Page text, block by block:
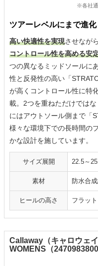
※各社通
ツアーレベルにまで進
高い快適性を実現させなが
コントロール性を高める安
つの異なるミッドソールに
性と反発性の高い「
が高くコントロール性に特
載。2つを重ねただけでは
にはアウトソール側まで「
様々な環境下での長時間の
かな設計を施しています。
サイズ展開 22.5～
素材 防水合
ヒールの高さ フラット
Callaway（キャロウェ
WOMENS（2470983800